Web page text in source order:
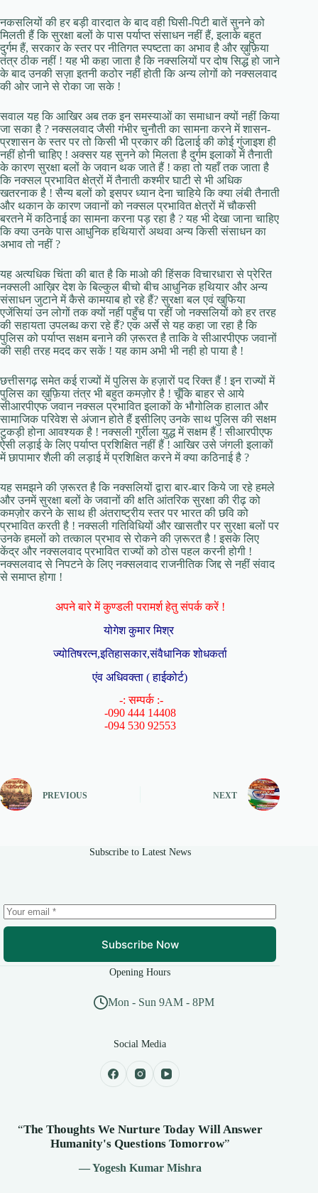
नकसलियों की हर बड़ी वारदात के बाद वही घिसी-पिटी बातें सुनने को
मिलती हैं कि सुरक्षा बलों के पास पर्याप्त संसाधन नहीं हैं, इलाके बहुत
दुर्गम हैं, सरकार के स्तर पर नीतिगत स्पष्टता का अभाव है और ख़ुफ़िया
तंत्र ठीक नहीं ! यह भी कहा जाता है कि नक्सलियों पर दोष सिद्ध हो जाने
के बाद उनकी सज़ा इतनी कठोर नहीं होती कि अन्य लोगों को नक्सलवाद
की ओर जाने से रोका जा सके !
सवाल यह कि आखिर अब तक इन समस्याओं का समाधान क्यों नहीं किया
जा सका है ? नक्सलवाद जैसी गंभीर चुनौती का सामना करने में शासन-
प्रशासन के स्तर पर तो किसी भी प्रकार की ढिलाई की कोई गुंजाइश ही
नहीं होनी चाहिए ! अक्सर यह सुनने को मिलता है दुर्गम इलाकों में तैनाती
के कारण सुरक्षा बलों के जवान थक जाते हैं ! कहा तो यहाँ तक जाता है
कि नक्सल प्रभावित क्षेत्रों में तैनाती कश्मीर घाटी से भी अधिक
खतरनाक है ! सैन्य बलों को इसपर ध्यान देना चाहिये कि क्या लंबी तैनाती
और थकान के कारण जवानों को नक्सल प्रभावित क्षेत्रों में चौकसी
बरतने में कठिनाई का सामना करना पड़ रहा है ? यह भी देखा जाना चाहिए
कि क्या उनके पास आधुनिक हथियारों अथवा अन्य किसी संसाधन का
अभाव तो नहीं ?
यह अत्यधिक चिंता की बात है कि माओ की हिंसक विचारधारा से प्रेरित
नक्सली आख़िर देश के बिल्कुल बीचो बीच आधुनिक हथियार और अन्य
संसाधन जुटाने में कैसे कामयाब हो रहे हैं? सुरक्षा बल एवं खुफिया
एजेंसियां उन लोगों तक क्यों नहीं पहुँच पा रहीं जो नक्सलियों को हर तरह
की सहायता उपलब्ध करा रहे हैं? एक अर्से से यह कहा जा रहा है कि
पुलिस को पर्याप्त सक्षम बनाने की ज़रूरत है ताकि वे सीआरपीएफ जवानों
की सही तरह मदद कर सकें ! यह काम अभी भी नही हो पाया है !
छत्तीसगढ़ समेत कई राज्यों में पुलिस के हज़ारों पद रिक्त हैं ! इन राज्यों में
पुलिस का ख़ुफ़िया तंत्र भी बहुत कमज़ोर है ! चूँकि बाहर से आये
सीआरपीएफ जवान नक्सल प्रभावित इलाकों के भौगोलिक हालात और
सामाजिक परिवेश से अंजान होते हैं इसीलिए उनके साथ पुलिस की सक्षम
टुकड़ी होना आवश्यक है ! नक्सली गुर्रीला युद्ध में सक्षम हैं ! सीआरपीएफ
ऐसी लड़ाई के लिए पर्याप्त प्रशिक्षित नहीं हैं ! आखिर उसे जंगली इलाकों
में छापामार शैली की लड़ाई में प्रशिक्षित करने में क्या कठिनाई है ?
यह समझने की ज़रूरत है कि नक्सलियों द्वारा बार-बार किये जा रहे हमले
और उनमें सुरक्षा बलों के जवानों की क्षति आंतरिक सुरक्षा की रीढ़ को
कमज़ोर करने के साथ ही अंतराष्ट्रीय स्तर पर भारत की छवि को
प्रभावित करती है ! नक्सली गतिविधियों और खासतौर पर सुरक्षा बलों पर
उनके हमलों को तत्काल प्रभाव से रोकने की ज़रूरत है ! इसके लिए
केंद्र और नक्सलवाद प्रभावित राज्यों को ठोस पहल करनी होगी !
नक्सलवाद से निपटने के लिए नक्सलवाद राजनीतिक जिद्द से नहीं संवाद
से समाप्त होगा !
अपने बारे में कुण्डली परामर्श हेतु संपर्क करें !
योगेश कुमार मिश्र
ज्योतिषरत्न,इतिहासकार,संवैधानिक शोधकर्ता
एंव अधिवक्ता ( हाईकोर्ट)
-: सम्पर्क :-
-090 444 14408
-094 530 92553
PREVIOUS NEXT
Subscribe to Latest News
Subscribe Now
Opening Hours
Mon - Sun 9AM - 8PM
Social Media
“The Thoughts We Nurture Today Will Answer
Humanity's Questions Tomorrow”
— Yogesh Kumar Mishra